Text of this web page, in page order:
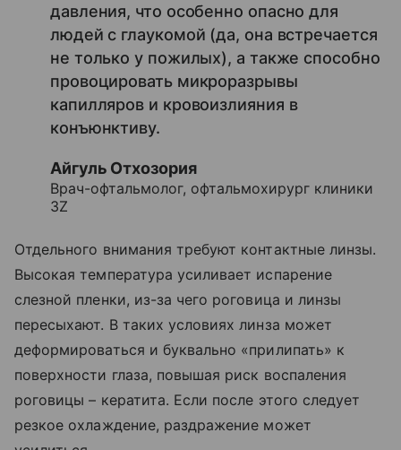
давления, что особенно опасно для
людей с глаукомой (да, она встречается
не только у пожилых), а также способно
провоцировать микроразрывы
капилляров и кровоизлияния в
конъюнктиву.
Айгуль Отхозория
Врач-офтальмолог, офтальмохирург клиники
3Z
Отдельного внимания требуют контактные линзы.
Высокая температура усиливает испарение
слезной пленки, из-за чего роговица и линзы
пересыхают. В таких условиях линза может
деформироваться и буквально «прилипать» к
поверхности глаза, повышая риск воспаления
роговицы – кератита. Если после этого следует
резкое охлаждение, раздражение может